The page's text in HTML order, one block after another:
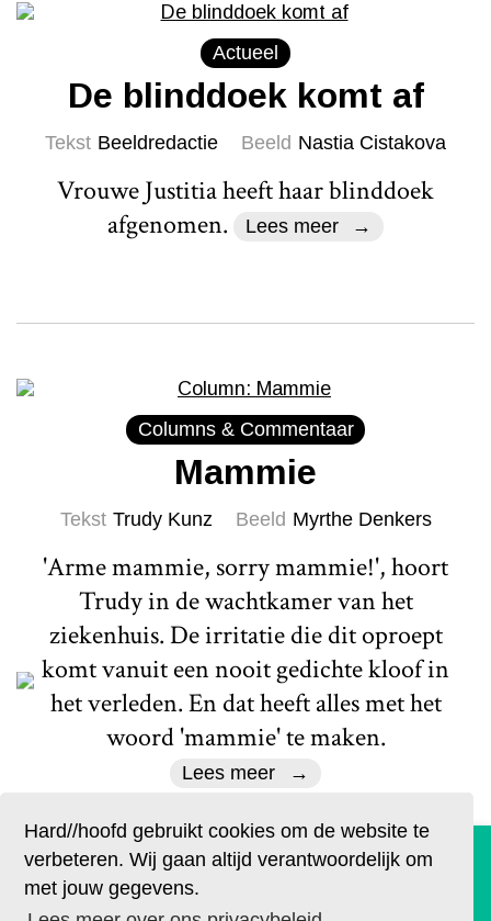
Hard//hoofd gebruikt cookies om de website te
verbeteren. Wij gaan altijd verantwoordelijk om
met jouw gegevens.
Actueel
De blinddoek komt af
Tekst Beeldredactie Beeld Nastia Cistakova
Vrouwe Justitia heeft haar blinddoek
afgenomen.
Lees meer
Columns & Commentaar
Mammie
Tekst Trudy Kunz Beeld Myrthe Denkers
'Arme mammie, sorry mammie!', hoort
Trudy in de wachtkamer van het
ziekenhuis. De irritatie die dit oproept
komt vanuit een nooit gedichte kloof in
het verleden. En dat heeft alles met het
woord 'mammie' te maken.
Lees meer
De geruchten zijn waar. Lees Hard//hoofd nu ook op
papier!
Bestel op tijd je eigen exemplaar van de eerste editie, met